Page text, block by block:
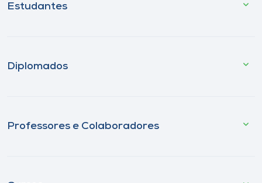
Estudantes
Diplomados
Professores e Colaboradores